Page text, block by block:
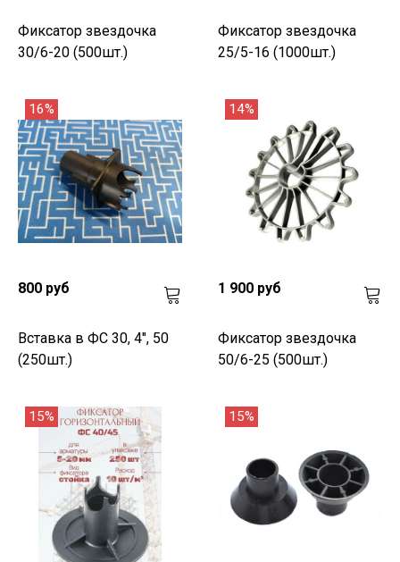
Фиксатор звездочка
30/6-20 (500шт.)
Фиксатор звездочка
25/5-16 (1000шт.)
16%
800 руб
Вставка в ФС 30, 4", 50
(250шт.)
14%
1 900 руб
Фиксатор звездочка
50/6-25 (500шт.)
15% 15%